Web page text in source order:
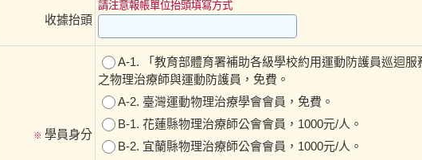
收據抬頭
請注意報帳單位抬頭填寫方式
※ 學員身分
A-1. 「教育部體育署補助各級學校約用運動防護員巡迴服務計畫」內
之物理治療師與運動防護員，免費。
A-2. 臺灣運動物理治療學會會員，免費。
B-1. 花蓮縣物理治療師公會會員，1000元/人。
B-2. 宜蘭縣物理治療師公會會員，1000元/人。